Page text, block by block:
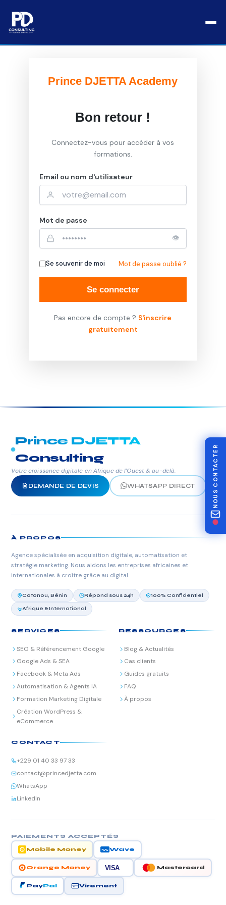
contenu
Connexion
Prince DJETTA Academy
Bon retour !
Connectez-vous pour accéder à vos
formations.
Email ou nom d'utilisateur
Mot de passe
👁
Se souvenir de moi Mot de passe oublié ?
Se connecter
Pas encore de compte ? S'inscrire
gratuitement
NOUS CONTACTER
Prince DJETTA
Consulting
Votre croissance digitale en Afrique de l'Ouest & au-delà.
DEMANDE DE DEVIS WHATSAPP DIRECT
À PROPOS
Agence spécialisée en acquisition digitale, automatisation et
stratégie marketing. Nous aidons les entreprises africaines et
internationales à croître grâce au digital.
Cotonou, Bénin Répond sous 24h 100% Confidentiel
Afrique & International
SERVICES
SEO & Référencement Google
Google Ads & SEA
Facebook & Meta Ads
Automatisation & Agents IA
Formation Marketing Digitale
Création WordPress &
eCommerce
RESSOURCES
Blog & Actualités
Cas clients
Guides gratuits
FAQ
À propos
CONTACT
+229 01 40 33 97 33
contact@princedjetta.com
WhatsApp
LinkedIn
PAIEMENTS ACCEPTÉS
Mobile Money Wave
Orange Money VISA Mastercard
PayPal Virement